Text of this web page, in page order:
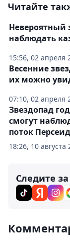
Читайте
15:56, 02 апреля
Невероятный
наблюдать
07:10, 02 апреля
Весенние
их можно
18:26, 10 августа
Звездопад
смогут
поток
Следите